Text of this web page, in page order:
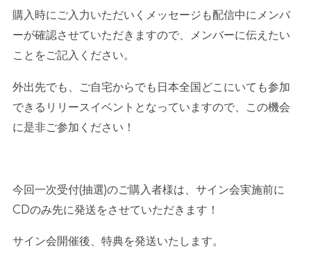
購入時にご入力いただいくメッセージも配信中にメンバ
ーが確認させていただきますので、メンバーに伝えたい
ことをご記入ください。
外出先でも、ご自宅からでも日本全国どこにいても参加
できるリリースイベントとなっていますので、この機会
に是非ご参加ください！
今回一次受付(抽選)のご購入者様は、サイン会実施前に
CDのみ先に発送をさせていただきます！
サイン会開催後、特典を発送いたします。